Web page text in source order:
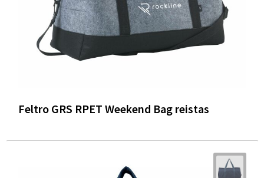
Feltro GRS RPET Weekend Bag reistas